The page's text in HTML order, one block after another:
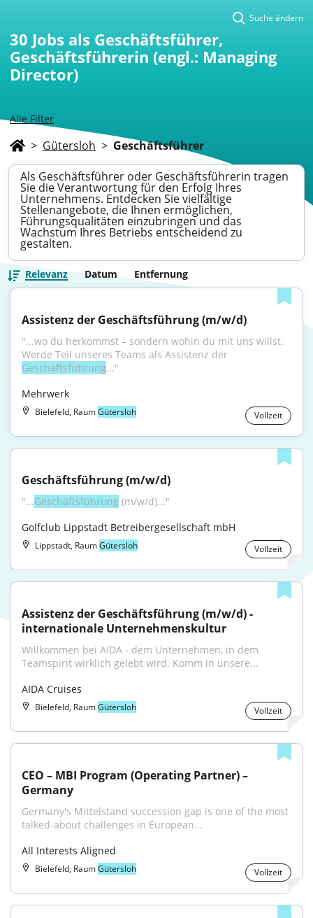
Alle Filter
Suche ändern
30 Jobs als Geschäftsführer,
Geschäftsführerin (engl.: Managing
Director)
> Gütersloh > Geschäftsführer
Als Geschäftsführer oder Geschäftsführerin tragen
Sie die Verantwortung für den Erfolg Ihres
Unternehmens. Entdecken Sie vielfältige
Stellenangebote, die Ihnen ermöglichen,
Führungsqualitäten einzubringen und das
Wachstum Ihres Betriebs entscheidend zu
gestalten.
Relevanz Datum Entfernung
Assistenz der Geschäftsführung (m/w/d)
"...wo du herkommst – sondern wohin du mit uns willst.
Geschäftsführung..."
Mehrwerk
Bielefeld, RaumGütersloh Vollzeit
Geschäftsführung (m/w/d)
"...Geschäftsführung (m/w/d)..."
Golfclub Lippstadt Betreibergesellschaft mbH
Lippstadt, RaumGütersloh Vollzeit
Assistenz der Geschäftsführung (m/w/d) -
internationale Unternehmenskultur
Willkommen bei AIDA - dem Unternehmen, in dem
Teamspirit wirklich gelebt wird. Komm in unsere...
AIDA Cruises
Bielefeld, RaumGütersloh Vollzeit
CEO – MBI Program (Operating Partner) –
Germany
Germany's Mittelstand succession gap is one of the most
talked-about challenges in European...
All Interests Aligned
Bielefeld, RaumGütersloh Vollzeit